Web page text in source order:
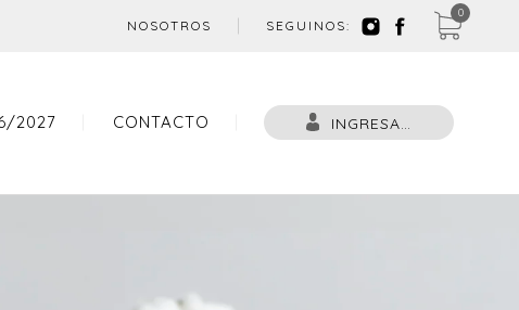
NOSOTROS SEGUINOS:
0
2027 CONTACTO INGRESAR